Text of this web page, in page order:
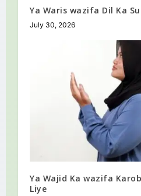
Ya Waris wazifa Dil Ka
July 30, 2026
Ya Wajid Ka wazifa
Liye